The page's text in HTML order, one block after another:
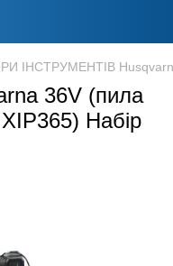
ІНСТРУМЕНТІВ
36V (пила
Набір